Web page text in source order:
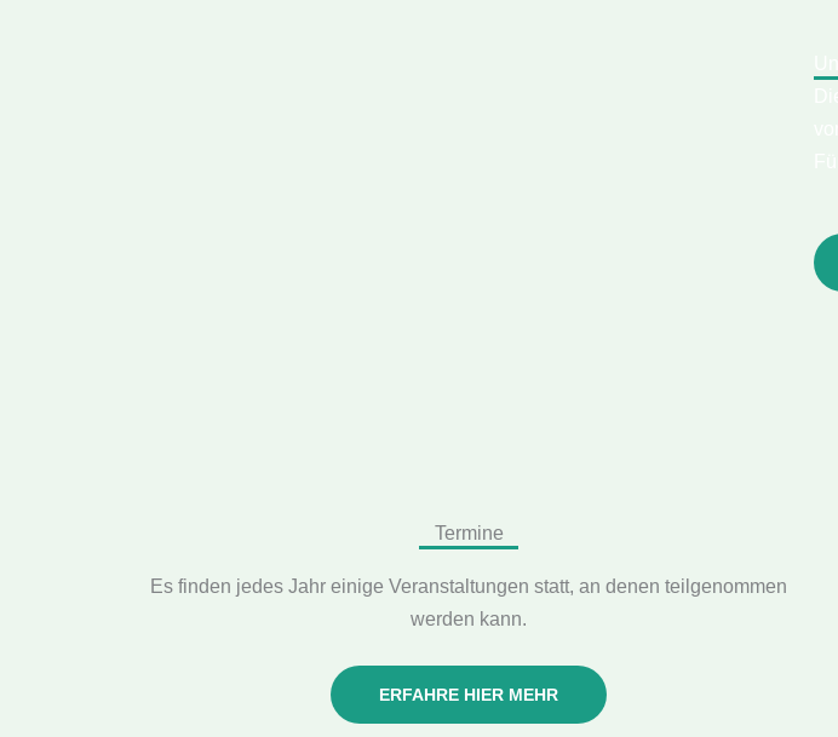
Termine
Es finden jedes Jahr einige Veranstaltungen statt, an denen teilgenommen
werden kann.
ERFAHRE HIER MEHR